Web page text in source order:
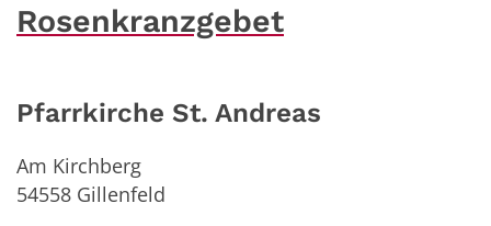
Rosenkranzgebet
Pfarrkirche St. Andreas
Am Kirchberg
54558 Gillenfeld